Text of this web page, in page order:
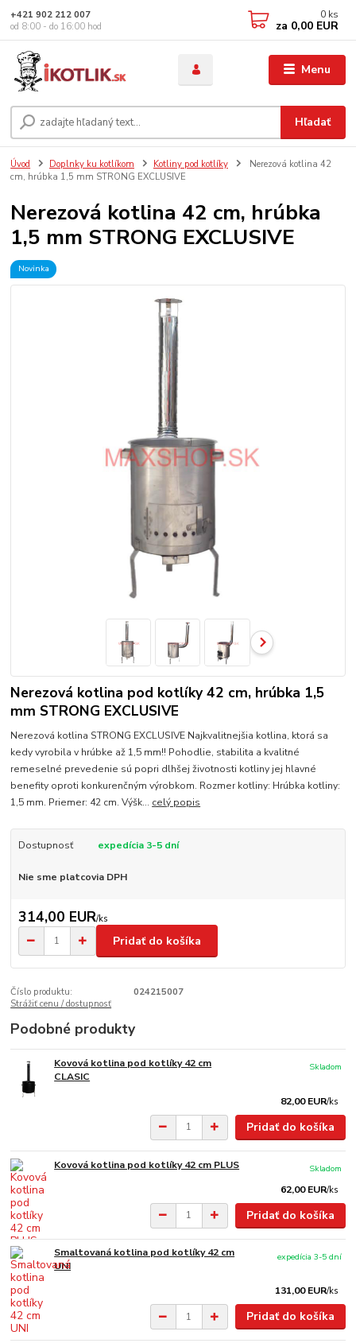
Menu
Hľadať
+421 902 212 007
od 8:00 - do 16:00 hod
0 ks
za 0,00 EUR
Úvod Doplnky ku kotlíkom Kotliny pod kotlíky
Nerezová kotlina 42
cm, hrúbka 1,5 mm STRONG EXCLUSIVE
Nerezová kotlina 42 cm, hrúbka
1,5 mm STRONG EXCLUSIVE
Novinka
Nerezová kotlina pod kotlíky 42 cm, hrúbka 1,5
mm STRONG EXCLUSIVE
Nerezová kotlina STRONG EXCLUSIVE Najkvalitnejšia kotlina, ktorá sa
kedy vyrobila v hrúbke až 1,5 mm!! Pohodlie, stabilita a kvalitné
remeselné prevedenie sú popri dlhšej životnosti kotliny jej hlavné
benefity oproti konkurenčným výrobkom. Rozmer kotliny: Hrúbka kotliny:
1,5 mm. Priemer: 42 cm. Výšk... celý popis
Dostupnosť expedícia 3-5 dní
Nie sme platcovia DPH
314,00 EUR/ks
Pridať do košíka
Číslo produktu:
024215007
Strážiť cenu / dostupnosť
Podobné produkty
Kovová kotlina pod kotlíky 42 cm
CLASIC
82,00 EUR/ks
Skladom
Pridať do košíka
Kovová kotlina pod kotlíky 42 cm PLUS
62,00 EUR/ks
Skladom
Pridať do košíka
Smaltovaná kotlina pod kotlíky 42 cm
UNI
131,00 EUR/ks
expedícia 3-5 dní
Pridať do košíka